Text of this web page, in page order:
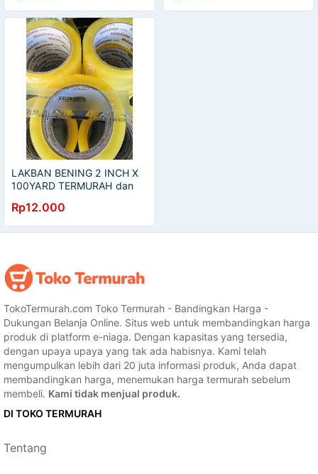
LAKBAN BENING 2 INCH X
100YARD TERMURAH dan
Rp12.000
TokoTermurah.com Toko Termurah - Bandingkan Harga -
Dukungan Belanja Online. Situs web untuk membandingkan harga
produk di platform e-niaga. Dengan kapasitas yang tersedia,
dengan upaya upaya yang tak ada habisnya. Kami telah
mengumpulkan lebih dari 20 juta informasi produk, Anda dapat
membandingkan harga, menemukan harga termurah sebelum
membeli. Kami tidak menjual produk.
DI TOKO TERMURAH
Tentang